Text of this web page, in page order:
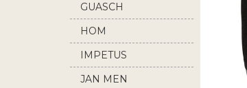
GUASCH
HOM
IMPETUS
JAN MEN